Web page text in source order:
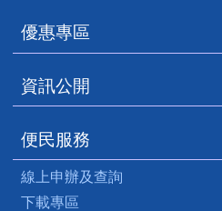
優惠專區
資訊公開
便民服務
線上申辦及查詢
下載專區